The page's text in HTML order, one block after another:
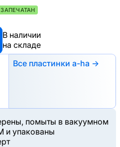
ЗАПЕЧАТАН
В наличии
на складе
Все пластинки a-ha →
помыты в вакуумном
и упакованы